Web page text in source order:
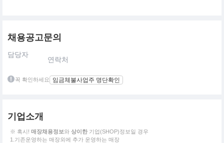
채용공고문의
담당자
연락처
꼭 확인하세요 임금체불사업주 명단확인
기업소개
※ 혹시! 매장채용정보와 상이한 기업(SHOP)정보일 경우
1.기존운영하는 매장외에 추가 운영하는 매장